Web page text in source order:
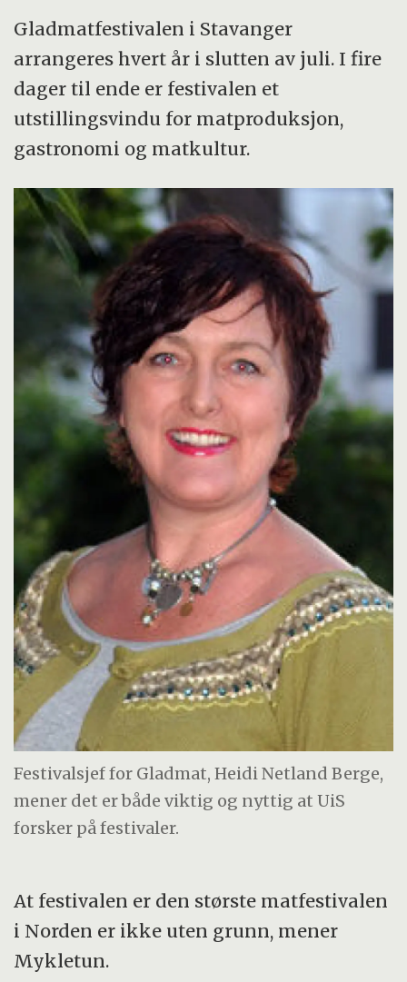
Gladmatfestivalen i Stavanger
arrangeres hvert år i slutten av juli. I fire
dager til ende er festivalen et
utstillingsvindu for matproduksjon,
gastronomi og matkultur.
Festivalsjef for Gladmat, Heidi Netland Berge,
mener det er både viktig og nyttig at UiS
forsker på festivaler.
At festivalen er den største matfestivalen
i Norden er ikke uten grunn, mener
Mykletun.